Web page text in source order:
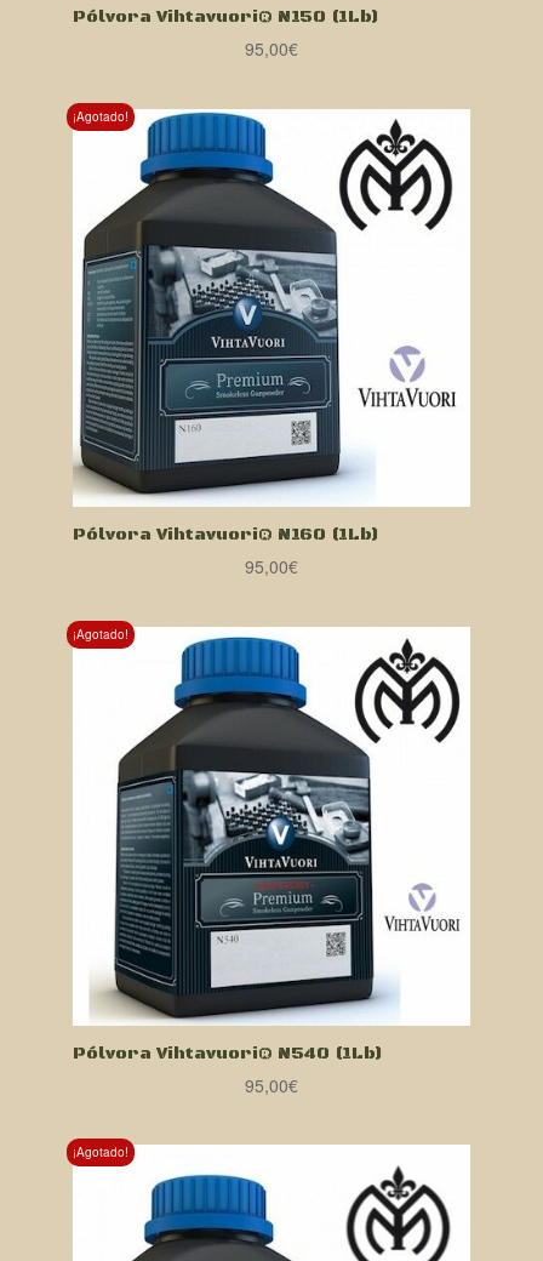
Pólvora Vihtavuori® N150 (1Lb)
95,00€
¡Agotado!
Pólvora Vihtavuori® N160 (1Lb)
95,00€
¡Agotado!
Pólvora Vihtavuori® N540 (1Lb)
95,00€
¡Agotado!